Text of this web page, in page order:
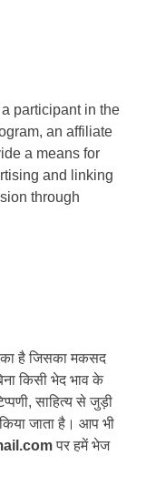
participant in the
an affiliate
a means for
and linking
through
है जिसका मकसद
किसी भेद भाव के
साहित्य से जुड़ी
जाता है। आप भी
पर हमें भेज